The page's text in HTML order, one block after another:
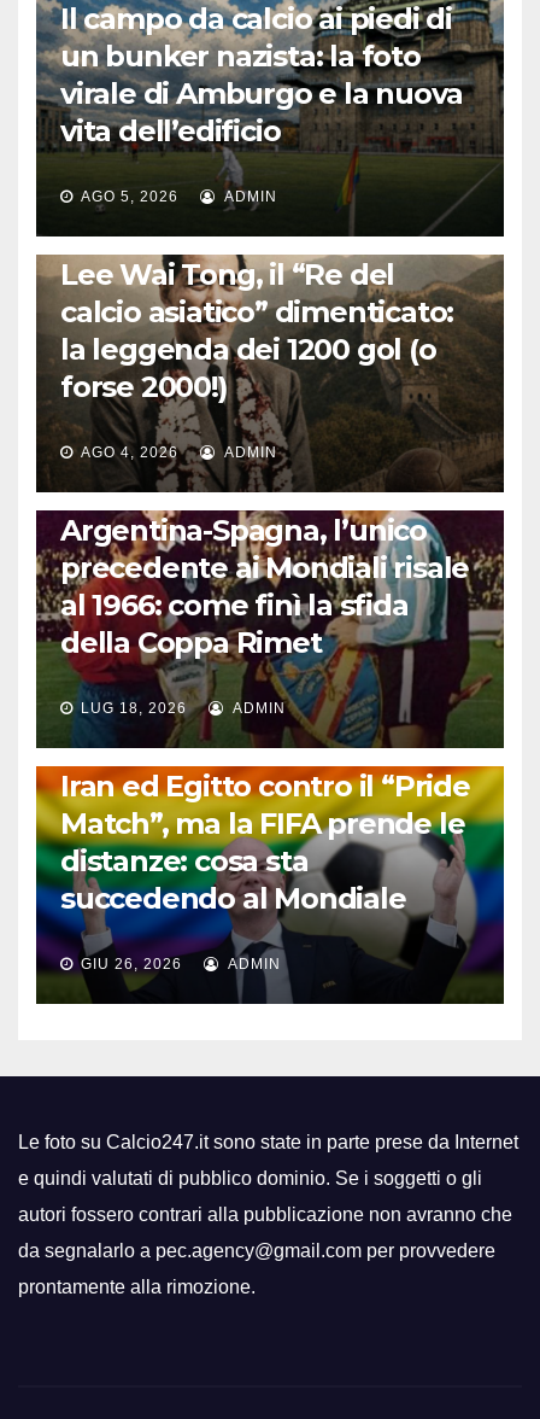
Il campo da calcio ai piedi di
un bunker nazista: la foto
virale di Amburgo e la nuova
vita dell’edificio
AGO 5, 2026 ADMIN
LA STORIA DEL CALCIO
Lee Wai Tong, il “Re del
calcio asiatico” dimenticato:
la leggenda dei 1200 gol (o
forse 2000!)
AGO 4, 2026 ADMIN
CALCIO INTERNAZIONALE
Argentina-Spagna, l’unico
precedente ai Mondiali risale
al 1966: come finì la sfida
della Coppa Rimet
LUG 18, 2026 ADMIN
FUORI DAL CAMPO: CALCIO, GOSSIP E NON SOLO
Iran ed Egitto contro il “Pride
Match”, ma la FIFA prende le
distanze: cosa sta
succedendo al Mondiale
GIU 26, 2026 ADMIN
Le foto su Calcio247.it sono state in parte prese da Internet
e quindi valutati di pubblico dominio. Se i soggetti o gli
autori fossero contrari alla pubblicazione non avranno che
da segnalarlo a pec.agency@gmail.com per provvedere
prontamente alla rimozione.